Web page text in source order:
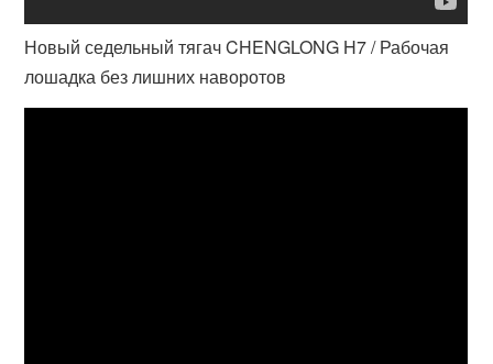
Новый седельный тягач CHENGLONG H7 / Рабочая
лошадка без лишних наворотов